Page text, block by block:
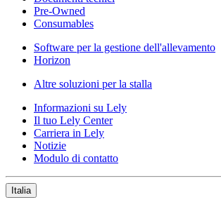
Pre-Owned
Consumables
Software per la gestione dell'allevamento
Horizon
Altre soluzioni per la stalla
Informazioni su Lely
Il tuo Lely Center
Carriera in Lely
Notizie
Modulo di contatto
Italia